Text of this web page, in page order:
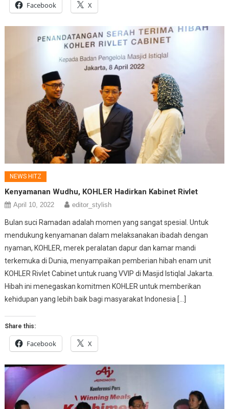
Facebook X
NEWS HITZ
Kenyamanan Wudhu, KOHLER Hadirkan Kabinet Rivlet
April 10, 2022 editor_stylish
Bulan suci Ramadan adalah momen yang sangat spesial. Untuk
mendukung kenyamanan dalam melaksanakan ibadah dengan
nyaman, KOHLER, merek peralatan dapur dan kamar mandi
terkemuka di Dunia, menyampaikan pemberian hibah enam unit
KOHLER Rivlet Cabinet untuk ruang VVIP di Masjid Istiqlal Jakarta.
Hibah ini menegaskan komitmen KOHLER untuk memberikan
kehidupan yang lebih baik bagi masyarakat Indonesia […]
Share this:
Facebook X